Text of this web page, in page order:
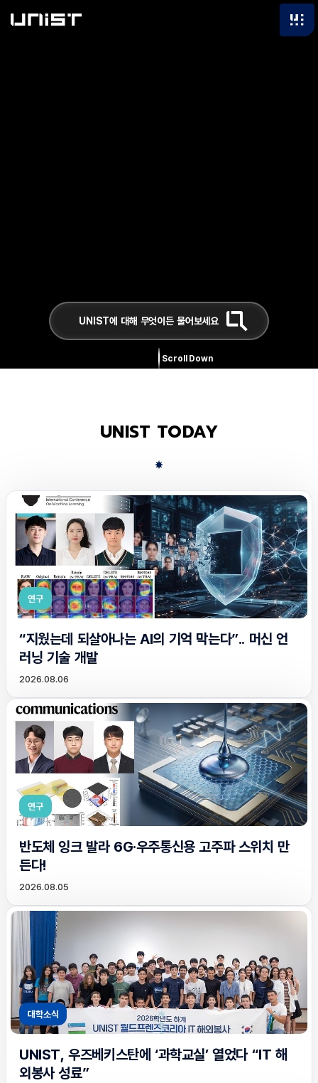
Scroll Down
UNIST TODAY
연구
“지웠는데 되살아나는 AI의 기억 막는다”.. 머신 언
러닝 기술 개발
2026.08.06
연구
반도체 잉크 발라 6G·우주통신용 고주파 스위치 만
든다!
2026.08.05
대학소식
UNIST, 우즈베키스탄에 ‘과학교실’ 열었다 “IT 해
외봉사 성료”